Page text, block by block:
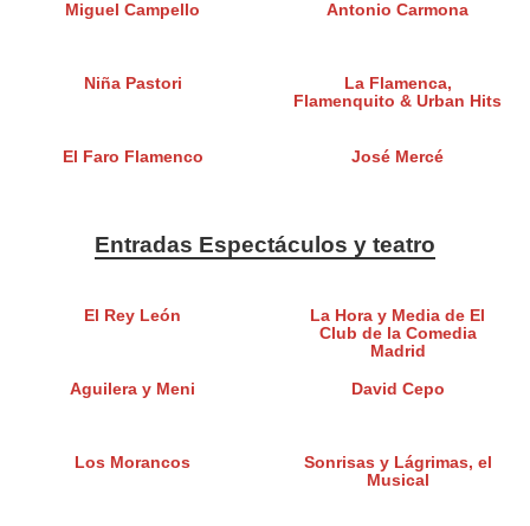
Miguel Campello Antonio Carmona
Niña Pastori
La Flamenca,
Flamenquito & Urban Hits
El Faro Flamenco José Mercé
Entradas Espectáculos y teatro
El Rey León
La Hora y Media de El
Club de la Comedia
Madrid
Aguilera y Meni David Cepo
Los Morancos
Sonrisas y Lágrimas, el
Musical